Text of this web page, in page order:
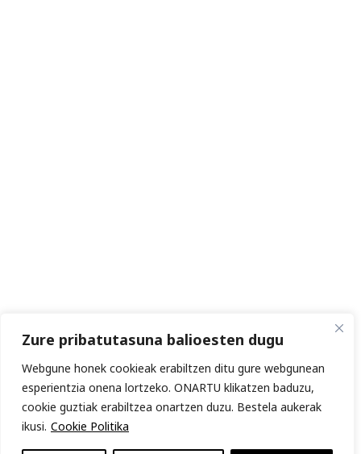
Zure pribatutasuna balioesten dugu
Webgune honek cookieak erabiltzen ditu gure webgunean
esperientzia onena lortzeko. ONARTU klikatzen baduzu,
cookie guztiak erabiltzea onartzen duzu. Bestela aukerak
ikusi. Cookie Politika